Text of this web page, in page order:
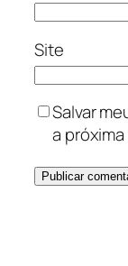
Site
Salvar
a